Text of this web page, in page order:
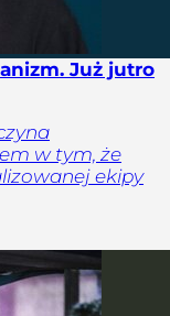
Już jutro
w tym, że
ekipy